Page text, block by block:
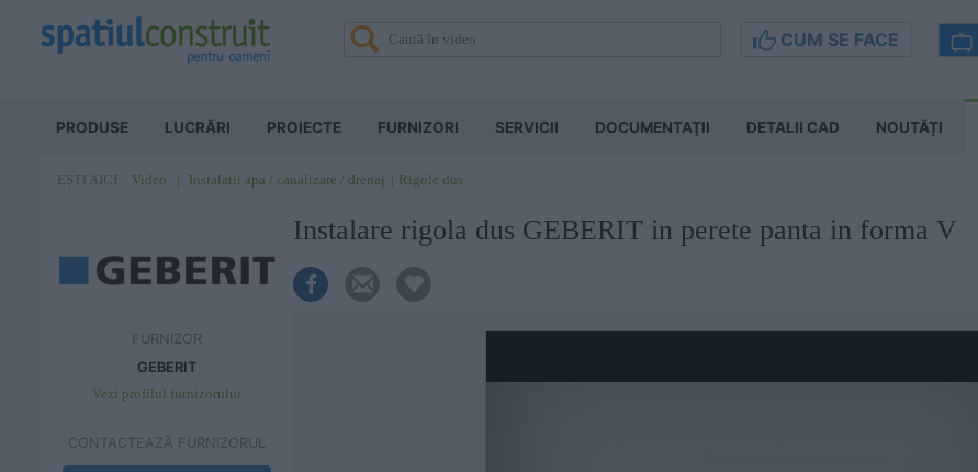
CUM SE FACE
PRODUSE LUCRĂRI PROIECTE FURNIZORI SERVICII DOCUMENTAŢII DETALII CAD NOUTĂȚI
EȘTI AICI: Video Instalatii apa / canalizare / drenaj Rigole dus
FURNIZOR
GEBERIT
Vezi profilul furnizorului
CONTACTEAZĂ FURNIZORUL
Instalare rigola dus GEBERIT in perete panta in forma V